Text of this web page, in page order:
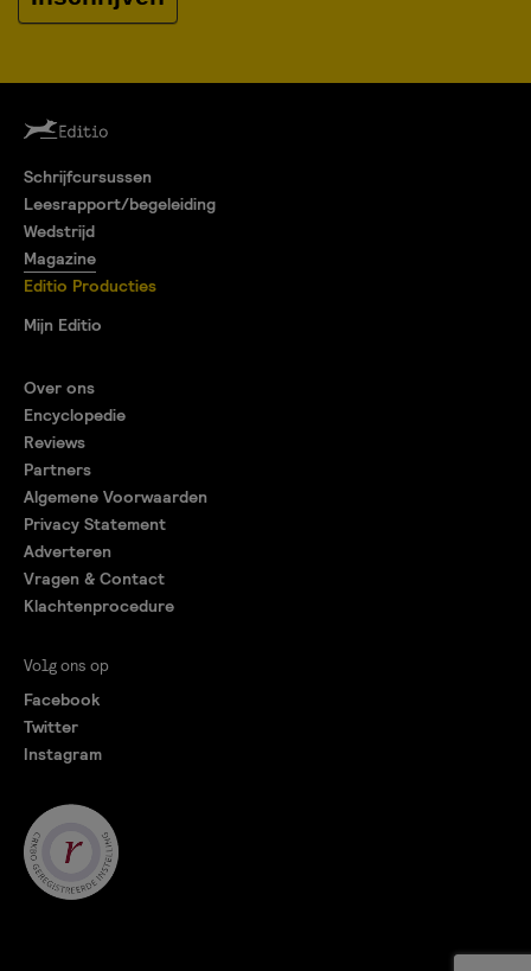
Schrijfcursussen
Leesrapport/begeleiding
Wedstrijd
Magazine
Editio Producties
Mijn Editio
Over ons
Encyclopedie
Reviews
Partners
Algemene Voorwaarden
Privacy Statement
Adverteren
Vragen & Contact
Klachtenprocedure
Volg ons op
Facebook
Twitter
Instagram